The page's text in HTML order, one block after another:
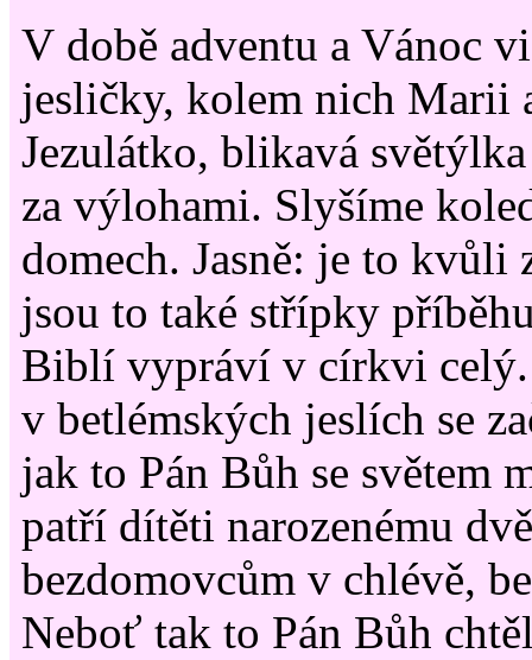
V době adventu a Vánoc
jesličky, kolem nich Marii
Jezulátko, blikavá
za výlohami. Slyšíme
domech. Jasně: je to kvůli
jsou to také střípky
Biblí vypráví v církvi
v betlémských jeslích se
jak to Pán Bůh se světem
patří dítěti narozenému
bezdomovcům v chlévě,
Neboť tak to Pán Bůh